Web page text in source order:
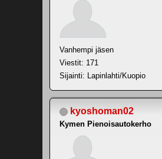
Vanhempi jäsen
Viestit: 171
Sijainti: Lapinlahti/Kuopio
kyoshoman02
Kymen Pienoisautokerho